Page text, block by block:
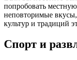
попробовать
неповторимые
культур и традиций
Спорт и